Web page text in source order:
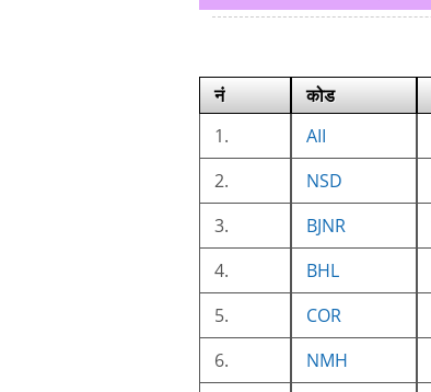
नं कोड
1.
AII
2.
NSD
3.
BJNR
4.
BHL
5.
COR
6.
NMH